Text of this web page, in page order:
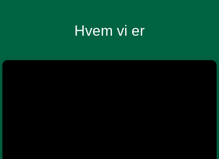
Hvem vi er